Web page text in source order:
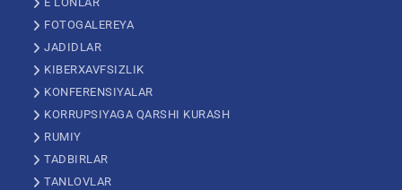
FOTOGALEREYA
JADIDLAR
KIBERXAVFSIZLIK
KONFERENSIYALAR
KORRUPSIYAGA QARSHI KURASH
RUMIY
TADBIRLAR
TANLOVLAR